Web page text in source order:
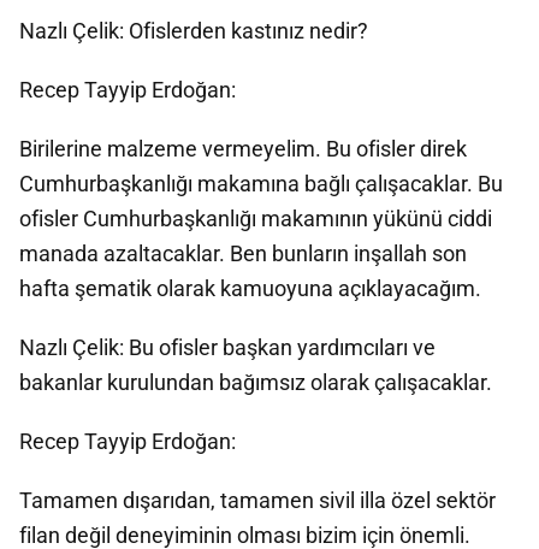
Nazlı Çelik: Ofislerden kastınız nedir?
Recep Tayyip Erdoğan:
Birilerine malzeme vermeyelim. Bu ofisler direk
Cumhurbaşkanlığı makamına bağlı çalışacaklar. Bu
ofisler Cumhurbaşkanlığı makamının yükünü ciddi
manada azaltacaklar. Ben bunların inşallah son
hafta şematik olarak kamuoyuna açıklayacağım.
Nazlı Çelik: Bu ofisler başkan yardımcıları ve
bakanlar kurulundan bağımsız olarak çalışacaklar.
Recep Tayyip Erdoğan:
Tamamen dışarıdan, tamamen sivil illa özel sektör
filan değil deneyiminin olması bizim için önemli.